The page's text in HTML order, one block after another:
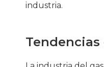
industria.